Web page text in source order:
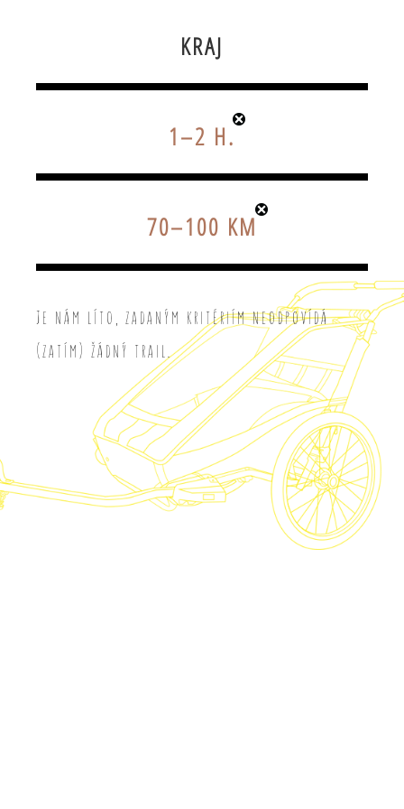
KRAJ
1–2 H.
70–100 KM
Je nám líto, zadaným kritériím neodpovídá
(zatím) žádný trail.